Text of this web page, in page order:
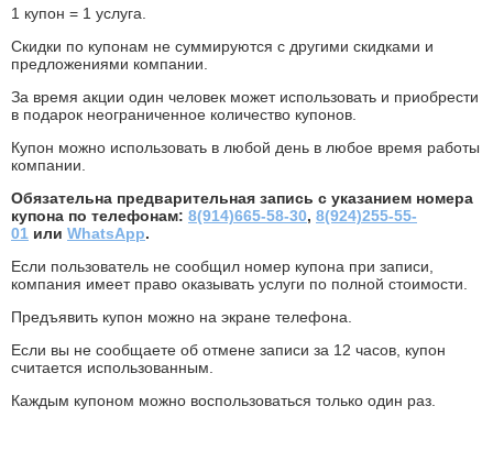
1 купон = 1 услуга.
Скидки по купонам не суммируются с другими скидками и
предложениями компании.
За время акции один человек может использовать и приобрести
в подарок неограниченное количество купонов.
Купон можно использовать в любой день в любое время работы
компании.
Обязательна предварительная запись с указанием номера
купона по телефонам: 8(914)665-58-30, 8(924)255-55-
01 или WhatsApp.
Если пользователь не сообщил номер купона при записи,
компания имеет право оказывать услуги по полной стоимости.
Предъявить купон можно на экране телефона.
Если вы не сообщаете об отмене записи за 12 часов, купон
считается использованным.
Каждым купоном можно воспользоваться только один раз.